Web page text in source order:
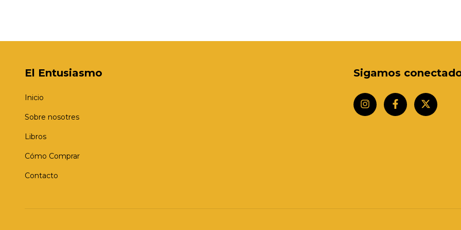
El Entusiasmo
Inicio
Sobre nosotres
Libros
Cómo Comprar
Contacto
Sigamos